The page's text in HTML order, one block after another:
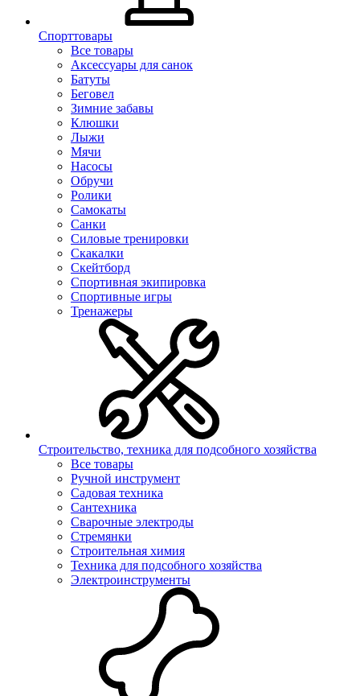
Спорттовары
Все товары
Аксессуары для санок
Батуты
Беговел
Зимние забавы
Клюшки
Лыжи
Мячи
Насосы
Обручи
Ролики
Самокаты
Санки
Силовые тренировки
Скакалки
Скейтборд
Спортивная экипировка
Спортивные игры
Тренажеры
Строительство, техника для подсобного хозяйства
Все товары
Ручной инструмент
Садовая техника
Сантехника
Сварочные электроды
Стремянки
Строительная химия
Техника для подсобного хозяйства
Электроинструменты